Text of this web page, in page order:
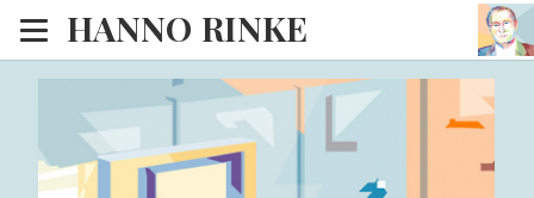
HANNO RINKE
Heim
EISINSEL
Sonntagspredigten